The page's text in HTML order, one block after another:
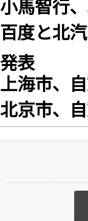
小馬智行
百度と北
発表
上海市、
北京市、